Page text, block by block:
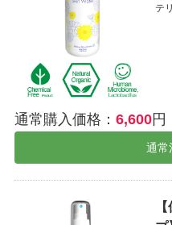
テ
通常購入価格： 6,600円
通常